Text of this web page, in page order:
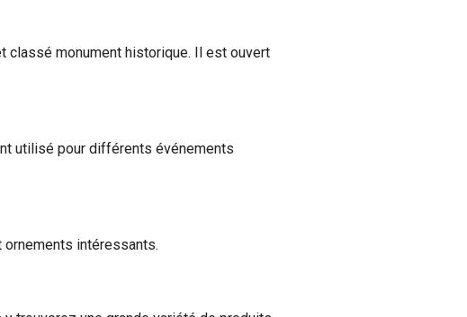
classé monument historique. Il est ouvert
utilisé pour différents événements
intéressants.